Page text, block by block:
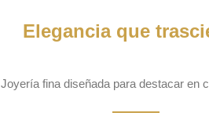
Elegancia que
Joyería fina diseñada para destacar en